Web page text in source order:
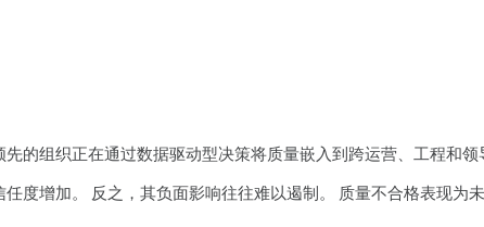
的组织正在通过数据驱动型决策将质量嵌入到跨运营、工程和领
度增加。 反之，其负面影响往往难以遏制。 质量不合格表现为